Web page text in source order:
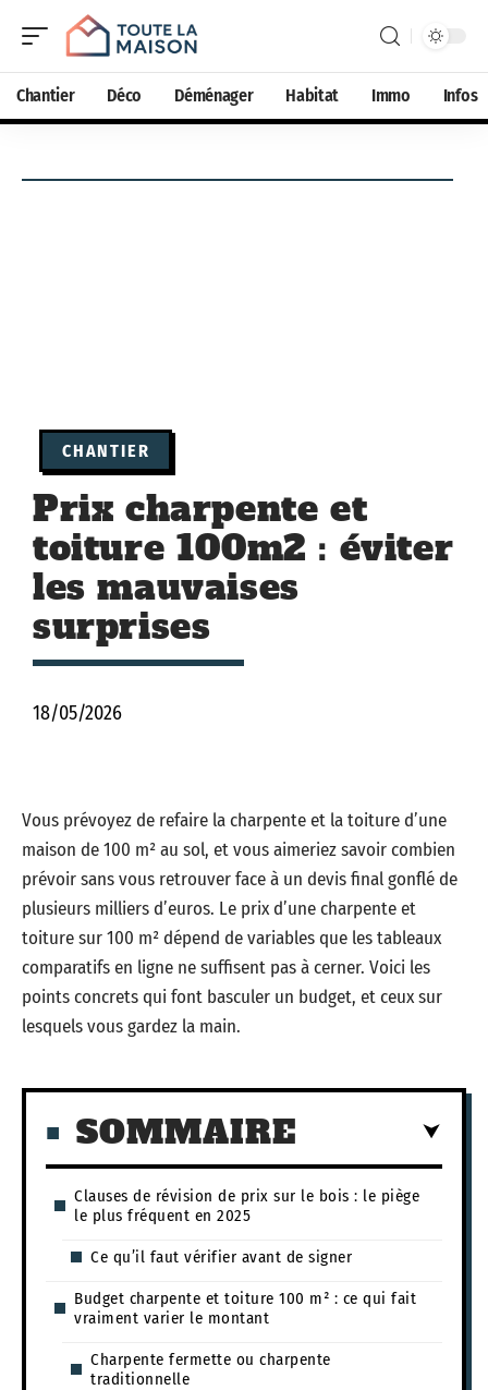
Chantier Déco Déménager Habitat Immo Infos
CHANTIER
Prix charpente et
toiture 100m2 : éviter
les mauvaises
surprises
18/05/2026
Vous prévoyez de refaire la charpente et la toiture d’une
maison de 100 m² au sol, et vous aimeriez savoir combien
prévoir sans vous retrouver face à un devis final gonflé de
plusieurs milliers d’euros. Le prix d’une charpente et
toiture sur 100 m² dépend de variables que les tableaux
comparatifs en ligne ne suffisent pas à cerner. Voici les
points concrets qui font basculer un budget, et ceux sur
lesquels vous gardez la main.
SOMMAIRE
Clauses de révision de prix sur le bois : le piège
le plus fréquent en 2025
Ce qu’il faut vérifier avant de signer
Budget charpente et toiture 100 m² : ce qui fait
vraiment varier le montant
Charpente fermette ou charpente
traditionnelle